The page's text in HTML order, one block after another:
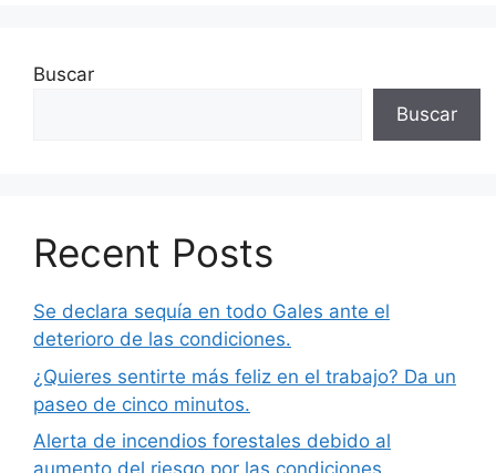
Buscar
Buscar
Recent Posts
Se declara sequía en todo Gales ante el
deterioro de las condiciones.
¿Quieres sentirte más feliz en el trabajo? Da un
paseo de cinco minutos.
Alerta de incendios forestales debido al